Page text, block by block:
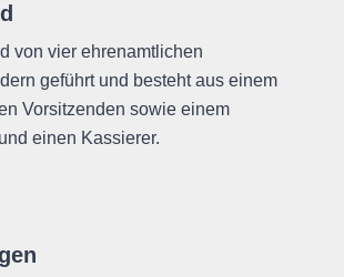
von vier ehrenamtlichen
geführt und besteht aus einem
Vorsitzenden sowie einem
einen Kassierer.